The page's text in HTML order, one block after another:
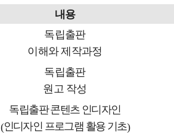
내용
독립출판
이해와 제작과정
독립출판
원고 작성
독립출판 콘텐츠 인디자인
(인디자인 프로그램 활용 기초)